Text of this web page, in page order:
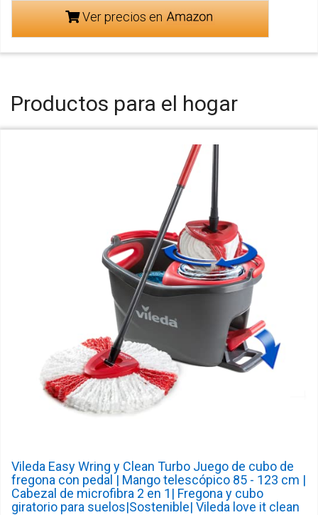
Ver precios en
Productos para el hogar
Vileda Easy Wring y Clean Turbo Juego de cubo de
fregona con pedal | Mango telescópico 85 - 123 cm |
Cabezal de microfibra 2 en 1| Fregona y cubo
giratorio para suelos|Sostenible| Vileda love it clean